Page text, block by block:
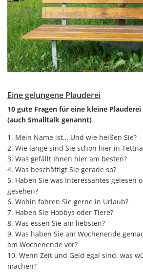
Eine gelungene Plauderei
10 gute Fragen für eine kleine
(auch Smalltalk genannt)
1. Mein Name ist… Und wie heißen Sie?
2. Wie lange sind Sie schon hier in
3. Was gefällt Ihnen hier am besten?
4. Was beschäftigt Sie gerade so?
5. Haben Sie was Interessantes gelesen
gesehen?
6. Wohin fahren Sie gerne in Urlaub?
7. Haben Sie Hobbys oder Tiere?
8. Was essen Sie am liebsten?
9. Was haben Sie am Wochenende
am Wochenende vor?
10. Wenn Zeit und Geld egal sind, was
machen?